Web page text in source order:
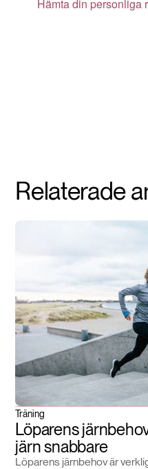
Relaterade
Träning
Löparens
järn snabbare
Löparens järnbehov är